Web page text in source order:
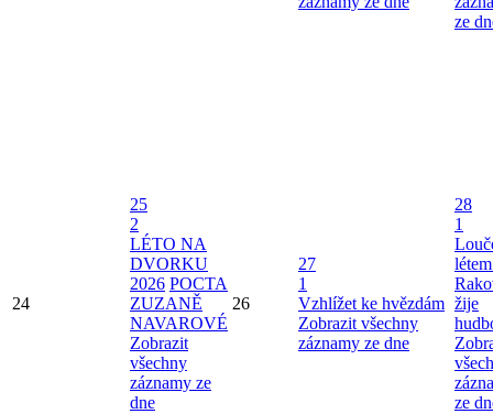
ze
24
25
2
LÉTO NA
DVORKU
2026 POCTA
ZUZANĚ
NAVAROVÉ
Zobrazit
všechny
záznamy ze
dne
26
27
1
Vzhlížet ke hvězdám
Zobrazit všechny
záznamy ze dne
28
1
žije
ze